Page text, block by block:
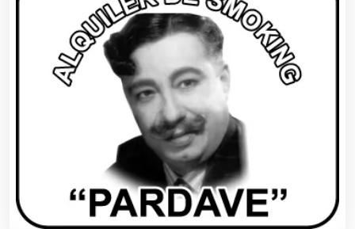
Alimentos
Almacenaje
Alquiler de Autos
Alquiler de Equipos para Fiestas